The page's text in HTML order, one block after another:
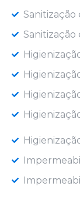
Sanitização
Sanitização